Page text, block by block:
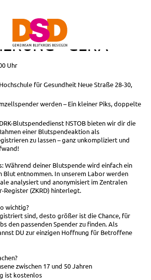
MIT
• GERA
Uhr
für Gesundheit Neue Straße 28-30,
werden – Ein kleiner Piks, doppelte
Blutspendedienst NSTOB bieten wir dir die
einer Blutspendeaktion als
zu lassen – ganz unkompliziert und
Während deiner Blutspende wird einfach ein
Blut entnommen. In unserem Labor werden
analysiert und anonymisiert im Zentralen
Register (ZKRD) hinterlegt.
wichtig?
sind, desto größer ist die Chance, für
den passenden Spender zu finden. Als
DU zur einzigen Hoffnung für Betroffene
zwischen 17 und 50 Jahren
ist kostenlos